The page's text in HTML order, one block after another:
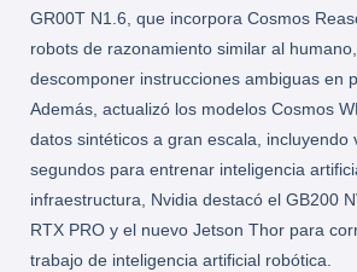
GR00T N1.6, que incorpora Cosmos
robots de razonamiento similar al
descomponer instrucciones ambiguas en
Además, actualizó los modelos Cosmos
datos sintéticos a gran escala, incluyendo
segundos para entrenar inteligencia
infraestructura, Nvidia destacó el GB200
RTX PRO y el nuevo Jetson Thor para
trabajo de inteligencia artificial robótica.